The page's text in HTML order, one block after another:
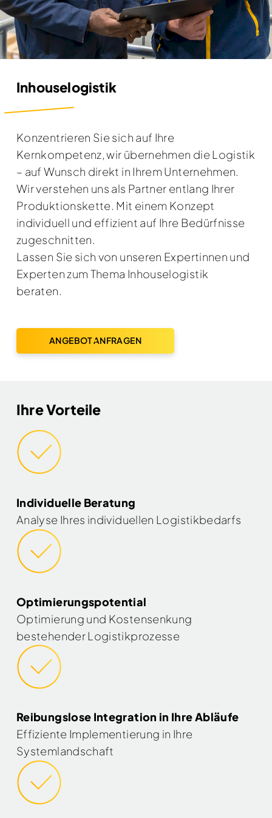
Inhouselogistik
Konzentrieren Sie sich auf Ihre
Kernkompetenz, wir übernehmen die Logistik
– auf Wunsch direkt in Ihrem Unternehmen.
Wir verstehen uns als Partner entlang Ihrer
Produktionskette. Mit einem Konzept
individuell und effizient auf Ihre Bedürfnisse
zugeschnitten.
Lassen Sie sich von unseren Expertinnen und
Experten zum Thema Inhouselogistik
beraten.
ANGEBOT ANFRAGEN
Ihre Vorteile
Individuelle Beratung
Analyse Ihres individuellen Logistikbedarfs
Optimierungspotential
Optimierung und Kostensenkung
bestehender Logistikprozesse
Reibungslose Integration in Ihre Abläufe
Effiziente Implementierung in Ihre
Systemlandschaft